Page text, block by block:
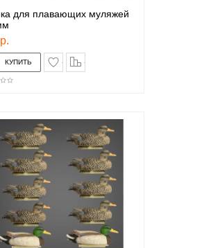
для плавающих муляжей
в закладки